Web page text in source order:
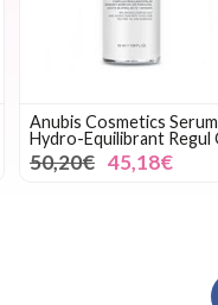
Bohí Spa Extracto Mineral
Azufre y Zinc
43,00€ 39,99€